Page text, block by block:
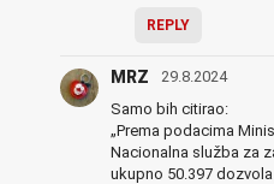
REPLY
MRZ 29.8.2024
Samo bih citirao:
„Prema podacima
Nacionalna služba za
ukupno 50.397